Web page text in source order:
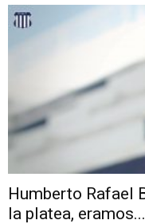
Humberto Rafael
la platea, eramos...